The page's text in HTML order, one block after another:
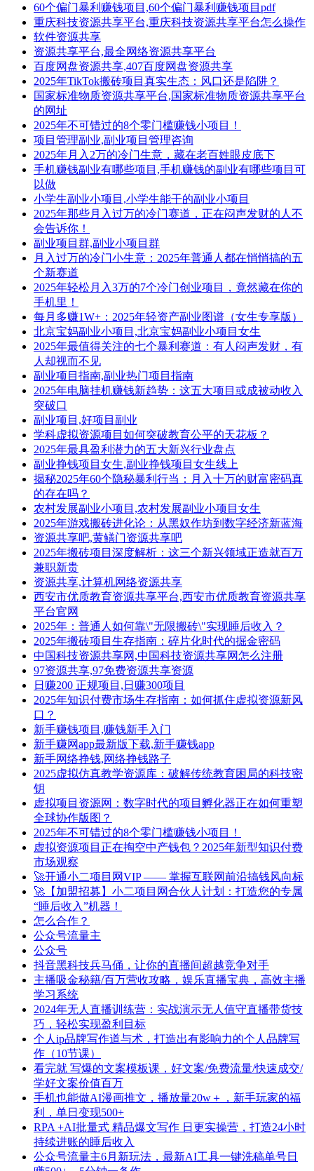
60个偏门暴利赚钱项目,60个偏门暴利赚钱项目pdf
重庆科技资源共享平台,重庆科技资源共享平台怎么操作
软件资源共享
资源共享平台,最全网络资源共享平台
百度网盘资源共享,407百度网盘资源共享
2025年TikTok搬砖项目真实生态：风口还是陷阱？
国家标准物质资源共享平台,国家标准物质资源共享平台
的网址
2025年不可错过的8个零门槛赚钱小项目！
项目管理副业,副业项目管理咨询
2025年月入2万的冷门生意，藏在老百姓眼皮底下
手机赚钱副业有哪些项目,手机赚钱的副业有哪些项目可
以做
小学生副业小项目,小学生能干的副业小项目
2025年那些月入过万的冷门赛道，正在闷声发财的人不
会告诉你！
副业项目群,副业小项目群
月入过万的冷门小生意：2025年普通人都在悄悄搞的五
个新赛道
2025年轻松月入3万的7个冷门创业项目，竟然藏在你的
手机里！
每月多赚1W+：2025年轻资产副业图谱（女生专享版）
北京宝妈副业小项目,北京宝妈副业小项目女生
2025年最值得关注的七个暴利赛道：有人闷声发财，有
人却视而不见
副业项目指南,副业热门项目指南
2025年电脑挂机赚钱新趋势：这五大项目或成被动收入
突破口
副业项目,好项目副业
学科虚拟资源项目如何突破教育公平的天花板？
2025年最具盈利潜力的五大新兴行业盘点
副业挣钱项目女生,副业挣钱项目女生线上
揭秘2025年60个隐秘暴利行当：月入十万的财富密码真
的存在吗？
农村发展副业小项目,农村发展副业小项目女生
2025年游戏搬砖进化论：从黑奴作坊到数字经济新蓝海
资源共享吧,黄鳝门资源共享吧
2025年搬砖项目深度解析：这三个新兴领域正造就百万
兼职新贵
资源共享,计算机网络资源共享
西安市优质教育资源共享平台,西安市优质教育资源共享
平台官网
2025年：普通人如何靠\"无限搬砖\"实现睡后收入？
2025年搬砖项目生存指南：碎片化时代的掘金密码
中国科技资源共享网,中国科技资源共享网怎么注册
97资源共享,97免费资源共享资源
日赚200 正规项目,日赚300项目
2025年知识付费市场生存指南：如何抓住虚拟资源新风
口？
新手赚钱项目,赚钱新手入门
新手赚网app最新版下载,新手赚钱app
新手网络挣钱,网络挣钱路子
2025虚拟仿真教学资源库：破解传统教育困局的科技密
钥
虚拟项目资源网：数字时代的项目孵化器正在如何重塑
全球协作版图？
2025年不可错过的8个零门槛赚钱小项目！
虚拟资源项目正在掏空中产钱包？2025年新型知识付费
市场观察
🚀开通小二项目网VIP —— 掌握互联网前沿搞钱风向标
🚀【加盟招募】小二项目网合伙人计划：打造您的专属
“睡后收入”机器！
怎么合作？
公众号流量主
公众号
抖音黑科技兵马俑，让你的直播间超越竞争对手
主播吸金秘籍/百万营收攻略，娱乐直播宝典，高效主播
学习系统
2024年无人直播训练营：实战演示无人值守直播带货技
巧，轻松实现盈利目标
个人ip品牌写作道与术，打造出有影响力的个人品牌写
作（10节课）
看完就 写爆的文案模板课，好文案/免费流量/快速成交/
学好文案价值百万
手机也能做AI漫画推文，播放量20w＋，新手玩家的福
利，单日变现500+
RPA +AI批量式 精品爆文写作 日更实操营，打造24小时
持续进账的睡后收入
公众号流量主6月新玩法，最新AI工具一键洗稿单号日